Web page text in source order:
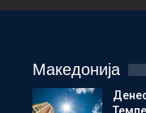
Македонија